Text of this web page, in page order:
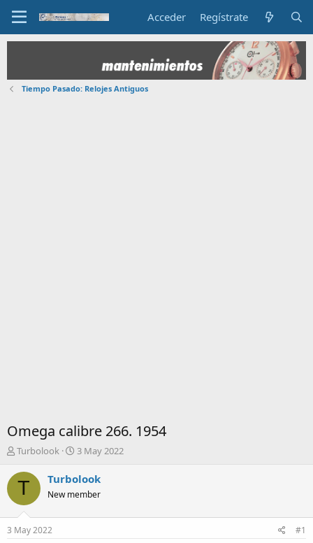
Acceder Regístrate
Tiempo Pasado: Relojes Antiguos
Omega calibre 266. 1954
I
i
i
d
Turbolook
F
c
a
3 May 2022
T Turbolook
New member
3 May 2022 #1